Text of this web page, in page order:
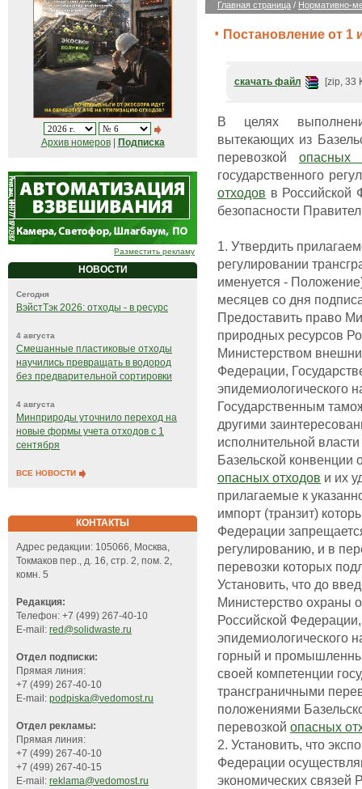
Архив номеров| Подписка
Разместить рекламу
НОВОСТИ
Сегодня
ВэйстТэк 2026: отходы - в ресурс
4 августа
Смешанные пластиковые отходы
научились превращать в водород
без предварительной сортировки
4 августа
Минприроды уточнило переход на
новые формы учета отходов с 1
сентября
ВСЕ НОВОСТИ
КОНТАКТЫ
Адрес редакции: 105066, Москва,
Токмаков пер., д. 16, стр. 2, пом. 2,
комн. 5
Редакция:
Телефон: +7 (499) 267-40-10
E-mail: red@solidwaste.ru
Отдел подписки:
Прямая линия:
+7 (499) 267-40-10
E-mail: podpiska@vedomost.ru
Отдел рекламы:
Прямая линия:
+7 (499) 267-40-10
+7 (499) 267-40-15
E-mail: reklama@vedomost.ru
Главная страница / Нормативно-
Постановление от 1
скачать файл [zip, 33
В целях
вытекающих из
перевозкойопасных
государственного
отходов в Российской
безопасности
1. Утвердить
регулировании
именуется -
месяцев со дня
Предоставить право
природных ресурсов
Министерством
Федерации,
эпидемиологического
Государственным
другими
исполнительной
Базельской конвенции
опасных отходов и их
прилагаемые к
импорт (транзит)
Федерации
регулированию, и в
перевозки которых
Установить, что до
Министерство охраны
Российской
эпидемиологического
горный и
своей компетенции
трансграничными
положениями
перевозкой опасных
2. Установить, что
Федерации
экономических